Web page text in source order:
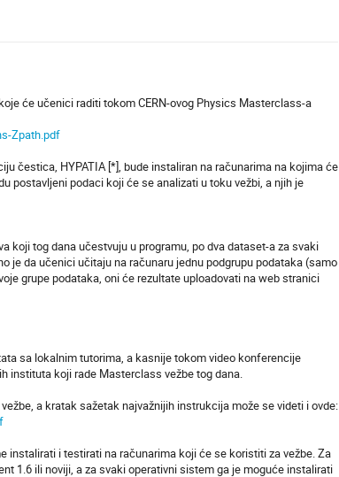
će učenici raditi tokom CERN-ovog Physics Masterclass-a
Zpath.pdf
čestica, HYPATIA [*], bude instaliran na računarima na kojima će
postavljeni podaci koji će se analizati u toku vežbi, a njih je
koji tog dana učestvuju u programu, po dva dataset-a za svaki
je da učenici učitaju na računaru jednu podgrupu podataka (samo
grupe podataka, oni će rezultate uploadovati na web stranici
sa lokalnim tutorima, a kasnije tokom video konferencije
instituta koji rade Masterclass vežbe tog dana.
a kratak sažetak najvažnijih instrukcija može se videti i ovde:
instalirati i testirati na računarima koji će se koristiti za vežbe. Za
1.6 ili noviji, a za svaki operativni sistem ga je moguće instalirati